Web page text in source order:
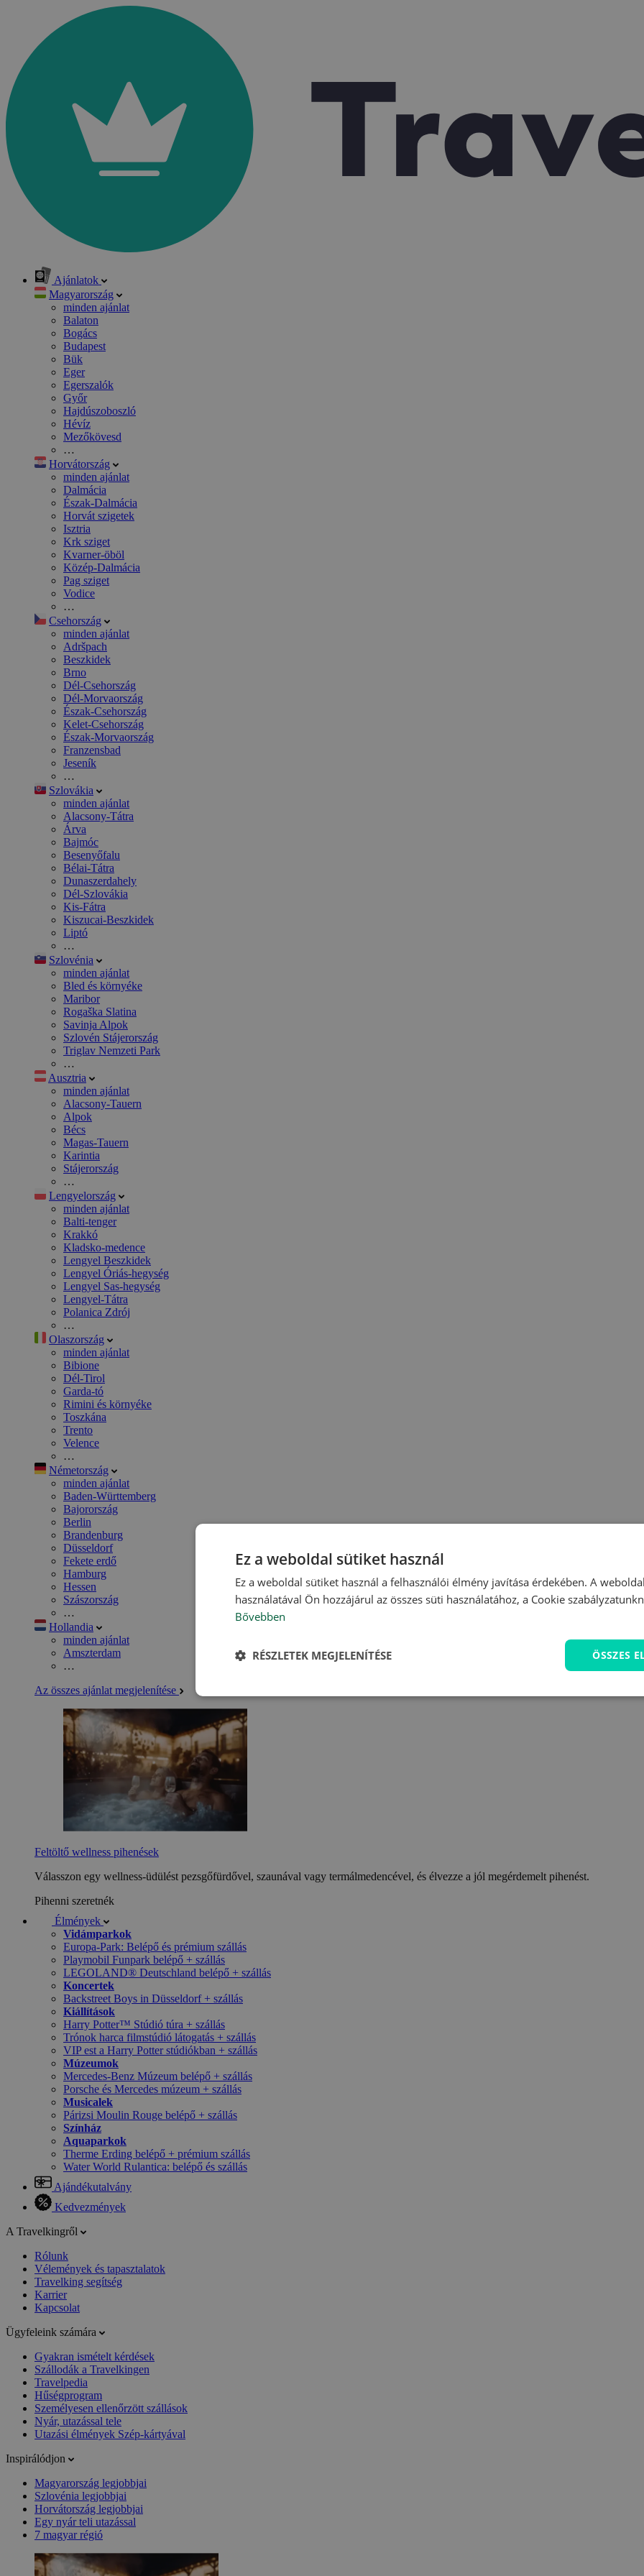
Ajánlatok
Magyarország
minden ajánlat
Balaton
Bogács
Budapest
Bük
Eger
Egerszalók
Győr
Hajdúszoboszló
Hévíz
Mezőkövesd
…
Horvátország
minden ajánlat
Dalmácia
Észak-Dalmácia
Horvát szigetek
Isztria
Krk sziget
Kvarner-öböl
Közép-Dalmácia
Pag sziget
Vodice
…
Csehország
minden ajánlat
Adršpach
Beszkidek
Brno
Dél-Csehország
Dél-Morvaország
Észak-Csehország
Kelet-Csehország
Észak-Morvaország
Franzensbad
Jeseník
…
Szlovákia
minden ajánlat
Alacsony-Tátra
Árva
Bajmóc
Besenyőfalu
Bélai-Tátra
Dunaszerdahely
Dél-Szlovákia
Kis-Fátra
Kiszucai-Beszkidek
Liptó
…
Szlovénia
minden ajánlat
Bled és környéke
Maribor
Rogaška Slatina
Savinja Alpok
Szlovén Stájerország
Triglav Nemzeti Park
…
Ausztria
minden ajánlat
Alacsony-Tauern
Alpok
Bécs
Magas-Tauern
Karintia
Stájerország
…
Lengyelország
minden ajánlat
Balti-tenger
Krakkó
Kladsko-medence
Lengyel Beszkidek
Lengyel Óriás-hegység
Lengyel Sas-hegység
Lengyel-Tátra
Polanica Zdrój
…
Olaszország
minden ajánlat
Bibione
Dél-Tirol
Garda-tó
Rimini és környéke
Toszkána
Trento
Velence
…
Németország
minden ajánlat
Baden-Württemberg
Bajorország
Berlin
Brandenburg
Düsseldorf
Fekete erdő
Hamburg
Hessen
Szászország
…
Hollandia
minden ajánlat
Amszterdam
…
Az összes ajánlat megjelenítése
Feltöltő wellness pihenések
Válasszon egy wellness-üdülést pezsgőfürdővel, szaunával vagy termálmedencével, és élvezze a jól megérdemelt pihenést.
Pihenni szeretnék
Élmények
Vidámparkok
Europa-Park: Belépő és prémium szállás
Playmobil Funpark belépő + szállás
LEGOLAND® Deutschland belépő + szállás
Koncertek
Backstreet Boys in Düsseldorf + szállás
Kiállítások
Harry Potter™ Stúdió túra + szállás
Trónok harca filmstúdió látogatás + szállás
VIP est a Harry Potter stúdiókban + szállás
Múzeumok
Mercedes-Benz Múzeum belépő + szállás
Porsche és Mercedes múzeum + szállás
Musicalek
Párizsi Moulin Rouge belépő + szállás
Színház
Aquaparkok
Therme Erding belépő + prémium szállás
Water World Rulantica: belépő és szállás
Ajándékutalvány
Kedvezmények
A Travelkingről
Rólunk
Vélemények és tapasztalatok
Travelking segítség
Karrier
Kapcsolat
Ügyfeleink számára
Gyakran ismételt kérdések
Szállodák a Travelkingen
Travelpedia
Hűségprogram
Személyesen ellenőrzött szállások
Nyár, utazással tele
Utazási élmények Szép-kártyával
Inspirálódjon
Magyarország legjobbjai
Szlovénia legjobbjai
Horvátország legjobbjai
Egy nyár teli utazással
7 magyar régió
Ez a weboldal sütiket használ
Ez a weboldal sütiket használ a felhasználói élmény javítása érdekében. A
használatával Ön hozzájárul az összes süti használatához, a Cookie
Bővebben
ÖSSZES
RÉSZLETEK MEGJELENÍTÉSE